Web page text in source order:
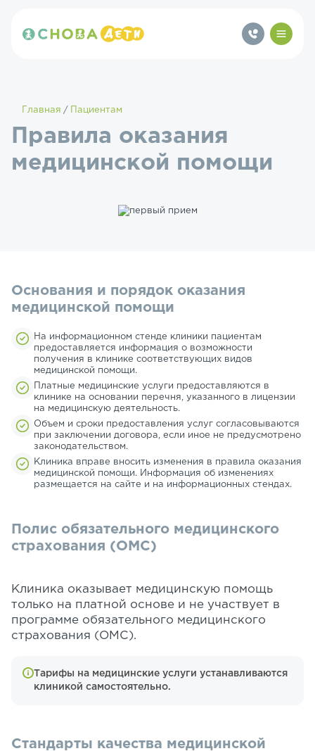
Главная Пациентам
Правила оказания
медицинской помощи
Основания и порядок оказания
медицинской помощи
На информационном стенде клиники пациентам
предоставляется информация о возможности
получения в клинике соответствующих видов
медицинской помощи.
Платные медицинские услуги предоставляются в
клинике на основании перечня, указанного в лицензии
на медицинскую деятельность.
Объем и сроки предоставления услуг согласовываются
при заключении договора, если иное не предусмотрено
законодательством.
Клиника вправе вносить изменения в правила оказания
медицинской помощи. Информация об изменениях
размещается на сайте и на информационных стендах.
Полис обязательного медицинского
страхования (ОМС)
Клиника оказывает медицинскую помощь
только на платной основе и не участвует в
программе обязательного медицинского
страхования (ОМС).
Тарифы на медицинские услуги устанавливаются
клиникой самостоятельно.
Стандарты качества медицинской